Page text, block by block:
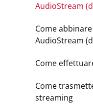
AudioStream
Come
AudioStream
Come
Come
streaming